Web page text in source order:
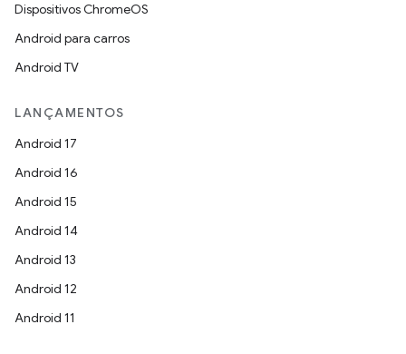
Dispositivos ChromeOS
Android para carros
Android TV
LANÇAMENTOS
Android 17
Android 16
Android 15
Android 14
Android 13
Android 12
Android 11